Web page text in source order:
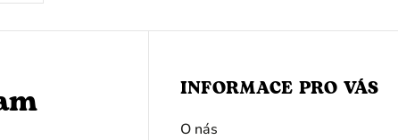
INFORMACE PRO VÁS
O nás